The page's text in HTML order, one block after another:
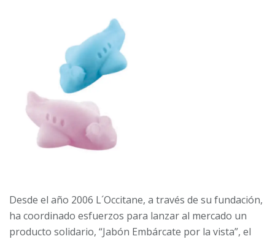
Desde el año 2006 L´Occitane, a través de su fundación,
ha coordinado esfuerzos para lanzar al mercado un
producto solidario, “Jabón Embárcate por la vista”, el